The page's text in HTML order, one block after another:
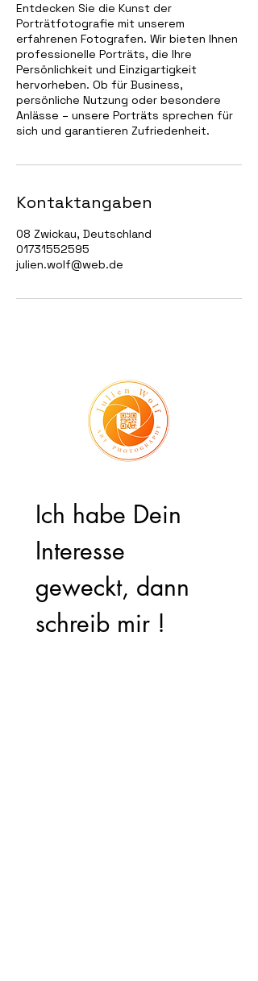
Entdecken Sie die Kunst der
Porträtfotografie mit unserem
erfahrenen Fotografen. Wir bieten Ihnen
professionelle Porträts, die Ihre
Persönlichkeit und Einzigartigkeit
hervorheben. Ob für Business,
persönliche Nutzung oder besondere
Anlässe – unsere Porträts sprechen für
sich und garantieren Zufriedenheit.
Kontaktangaben
08 Zwickau, Deutschland
01731552595
julien.wolf@web.de
Ich habe Dein
Interesse
geweckt, dann
schreib mir !